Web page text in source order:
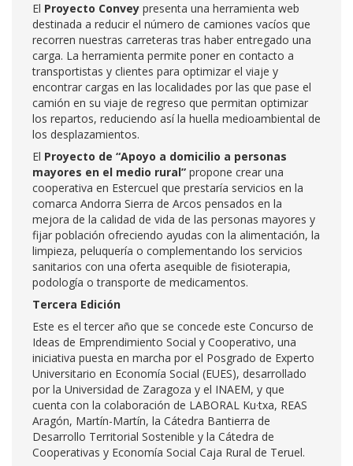
El Proyecto Convey presenta una herramienta web
destinada a reducir el número de camiones vacíos que
recorren nuestras carreteras tras haber entregado una
carga. La herramienta permite poner en contacto a
transportistas y clientes para optimizar el viaje y
encontrar cargas en las localidades por las que pase el
camión en su viaje de regreso que permitan optimizar
los repartos, reduciendo así la huella medioambiental de
los desplazamientos.
El Proyecto de “Apoyo a domicilio a personas
mayores en el medio rural” propone crear una
cooperativa en Estercuel que prestaría servicios en la
comarca Andorra Sierra de Arcos pensados en la
mejora de la calidad de vida de las personas mayores y
fijar población ofreciendo ayudas con la alimentación, la
limpieza, peluquería o complementando los servicios
sanitarios con una oferta asequible de fisioterapia,
podología o transporte de medicamentos.
Tercera Edición
Este es el tercer año que se concede este Concurso de
Ideas de Emprendimiento Social y Cooperativo, una
iniciativa puesta en marcha por el Posgrado de Experto
Universitario en Economía Social (EUES), desarrollado
por la Universidad de Zaragoza y el INAEM, y que
cuenta con la colaboración de LABORAL Ku·txa, REAS
Aragón, Martín-Martín, la Cátedra Bantierra de
Desarrollo Territorial Sostenible y la Cátedra de
Cooperativas y Economía Social Caja Rural de Teruel.